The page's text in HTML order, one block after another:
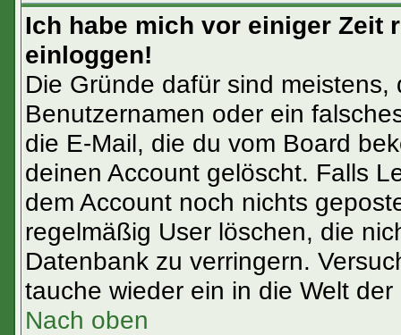
Ich habe mich vor einiger Zeit
einloggen!
Die Gründe dafür sind
Benutzernamen oder ein
die E-Mail, die du vom Board
deinen Account gelöscht. Falls
dem Account noch nichts
regelmäßig User löschen, die
Datenbank zu verringern.
tauche wieder ein in die Welt
Nach oben